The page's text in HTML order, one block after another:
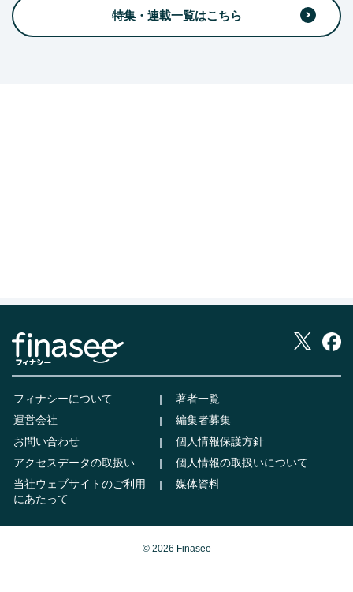
特集・連載一覧はこちら
フィナシーについて
著者一覧
運営会社
編集者募集
お問い合わせ
個人情報保護方針
アクセスデータの取扱い
個人情報の取扱いについて
当社ウェブサイトのご利用
にあたって
媒体資料
© 2026 Finasee